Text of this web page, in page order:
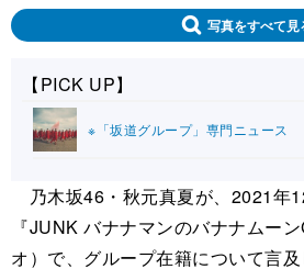
写真をすべて見
【PICK UP】
※「坂道グループ」専門ニュース
乃木坂46・秋元真夏が、2021年
『JUNK バナナマンのバナナムー
オ）で、グループ在籍について言及